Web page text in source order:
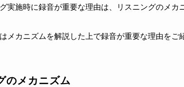
実施時に録音が重要な理由は、リスニングのメカ
メカニズムを解説した上で録音が重要な理由をご
のメカニズム